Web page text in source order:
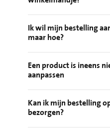
Ik wil mijn bestelling
maar hoe?
Een product is ineens
aanpassen
Kan ik mijn bestelling
bezorgen?